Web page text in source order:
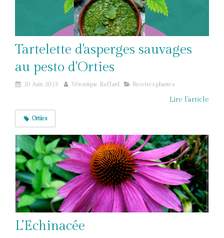
Tartelette d'asperges sauvages
au pesto d'Orties
20 Juin 2023 Véronique Raffard Recettes plantes
Lire l'article
Orties
L’Echinacée